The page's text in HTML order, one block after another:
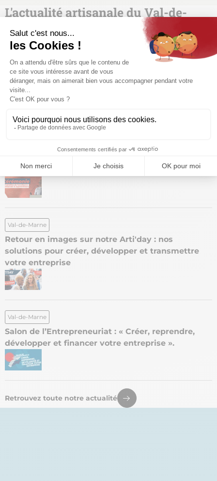
L'actualité artisanale du Val-de-
Marne
Formation Numérique Val-de-Marne
Atelier numérique : l'IA pour booster votre
productivité, même si vous débutez
artisanale et ApprentiStars
Val-de-Marne
Retour en images sur notre Arti'day : nos
solutions pour créer, développer et transmettre
votre entreprise
Val-de-Marne
Salon de l’Entrepreneuriat : « Créer, reprendre,
développer et financer votre entreprise ».
Retrouvez toute notre actualité